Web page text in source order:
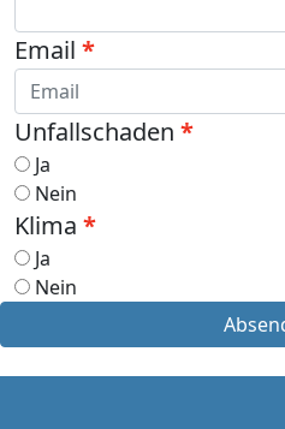
Email
Unfallschaden
Ja
Nein
Klima
Ja
Nein